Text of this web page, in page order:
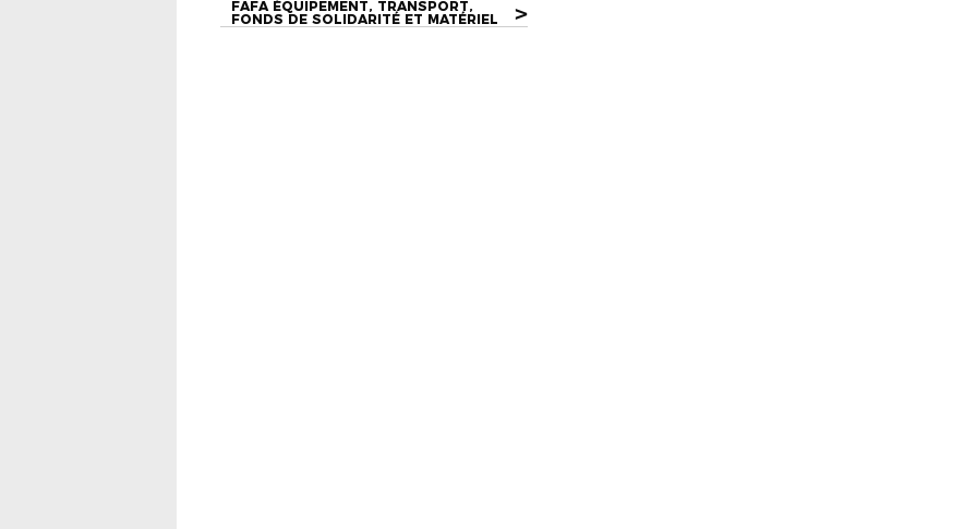
FAFA ÉQUIPEMENT, TRANSPORT,
FONDS DE SOLIDARITÉ ET MATÉRIEL
>